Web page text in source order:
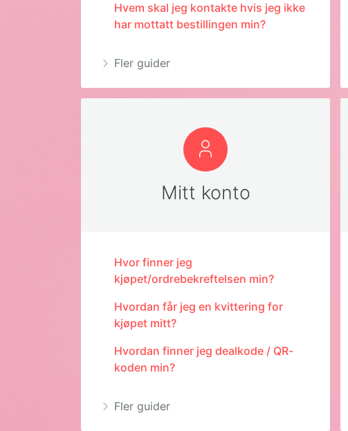
Hvem skal jeg kontakte hvis jeg ikke
har mottatt bestillingen min?
Fler guider
Mitt konto
Hvor finner jeg
kjøpet/ordrebekreftelsen min?
Hvordan får jeg en kvittering for
kjøpet mitt?
Hvordan finner jeg dealkode / QR-
koden min?
Fler guider